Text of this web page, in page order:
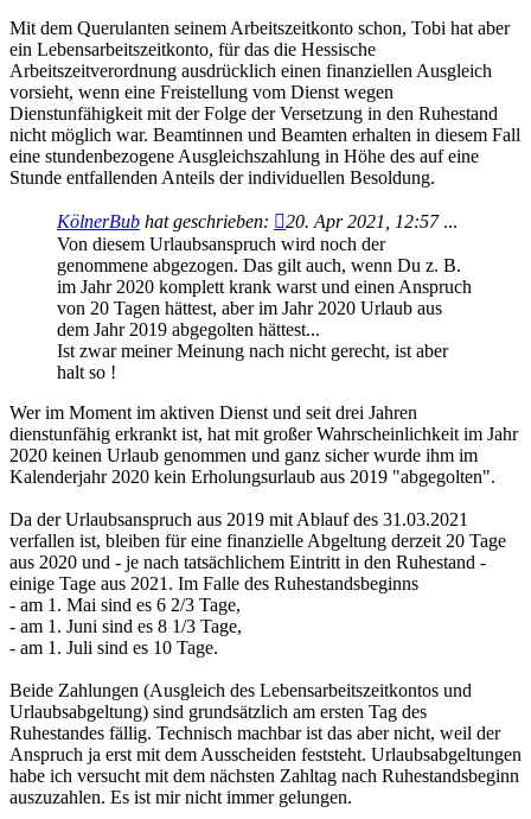
Mit dem Querulanten seinem Arbeitszeitkonto schon, Tobi hat aber
ein Lebensarbeitszeitkonto, für das die Hessische
Arbeitszeitverordnung ausdrücklich einen finanziellen Ausgleich
vorsieht, wenn eine Freistellung vom Dienst wegen
Dienstunfähigkeit mit der Folge der Versetzung in den Ruhestand
nicht möglich war. Beamtinnen und Beamten erhalten in diesem Fall
eine stundenbezogene Ausgleichszahlung in Höhe des auf eine
Stunde entfallenden Anteils der individuellen Besoldung.
KölnerBub hat geschrieben: 20. Apr 2021, 12:57...
Von diesem Urlaubsanspruch wird noch der
genommene abgezogen. Das gilt auch, wenn Du z. B.
im Jahr 2020 komplett krank warst und einen Anspruch
von 20 Tagen hättest, aber im Jahr 2020 Urlaub aus
dem Jahr 2019 abgegolten hättest...
Ist zwar meiner Meinung nach nicht gerecht, ist aber
halt so !
Wer im Moment im aktiven Dienst und seit drei Jahren
dienstunfähig erkrankt ist, hat mit großer Wahrscheinlichkeit im Jahr
2020 keinen Urlaub genommen und ganz sicher wurde ihm im
Kalenderjahr 2020 kein Erholungsurlaub aus 2019 "abgegolten".
Da der Urlaubsanspruch aus 2019 mit Ablauf des 31.03.2021
verfallen ist, bleiben für eine finanzielle Abgeltung derzeit 20 Tage
aus 2020 und - je nach tatsächlichem Eintritt in den Ruhestand -
einige Tage aus 2021. Im Falle des Ruhestandsbeginns
- am 1. Mai sind es 6 2/3 Tage,
- am 1. Juni sind es 8 1/3 Tage,
- am 1. Juli sind es 10 Tage.
Beide Zahlungen (Ausgleich des Lebensarbeitszeitkontos und
Urlaubsabgeltung) sind grundsätzlich am ersten Tag des
Ruhestandes fällig. Technisch machbar ist das aber nicht, weil der
Anspruch ja erst mit dem Ausscheiden feststeht. Urlaubsabgeltungen
habe ich versucht mit dem nächsten Zahltag nach Ruhestandsbeginn
auszuzahlen. Es ist mir nicht immer gelungen.